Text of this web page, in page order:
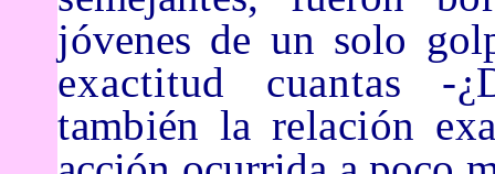
jóvenes de un solo
exactitud cuantas -
también la relación